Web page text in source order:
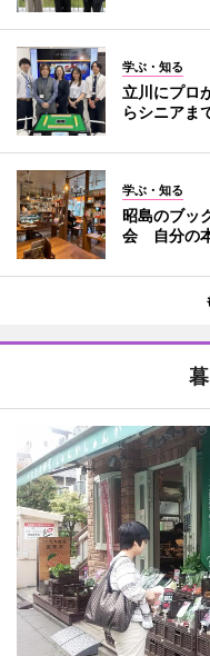
学ぶ・知る
立川にプロ
らシニアま
学ぶ・知る
昭島のブッ
会 自分の